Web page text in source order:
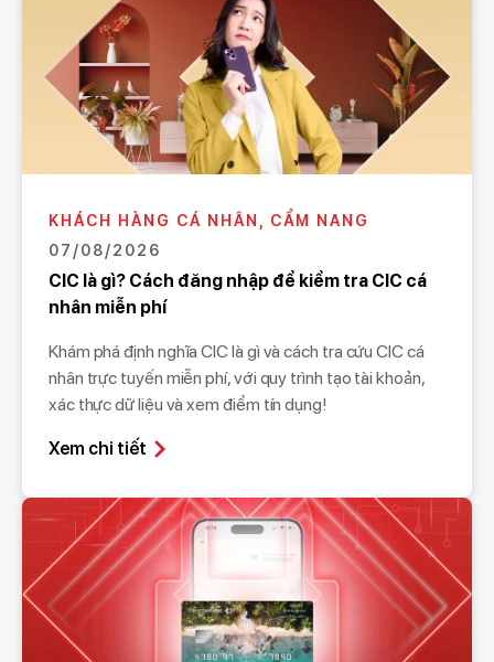
KHÁCH HÀNG CÁ NHÂN, CẨM NANG
07/08/2026
CIC là gì? Cách đăng nhập để kiểm tra CIC cá
nhân miễn phí
Khám phá định nghĩa CIC là gì và cách tra cứu CIC cá
nhân trực tuyến miễn phí, với quy trình tạo tài khoản,
xác thực dữ liệu và xem điểm tín dụng!
Xem chi tiết